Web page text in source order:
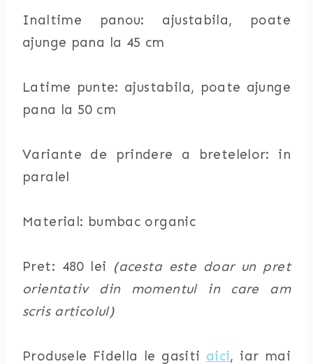
Inaltime panou: ajustabila, poate
ajunge pana la 45 cm
Latime punte: ajustabila, poate ajunge
pana la 50 cm
Variante de prindere a bretelelor: in
paralel
Material: bumbac organic
Pret: 480 lei (acesta este doar un pret
orientativ din momentul in care am
scris articolul)
Produsele Fidella le gasiti aici, iar mai